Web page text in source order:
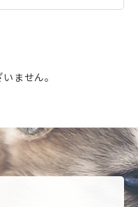
ません。